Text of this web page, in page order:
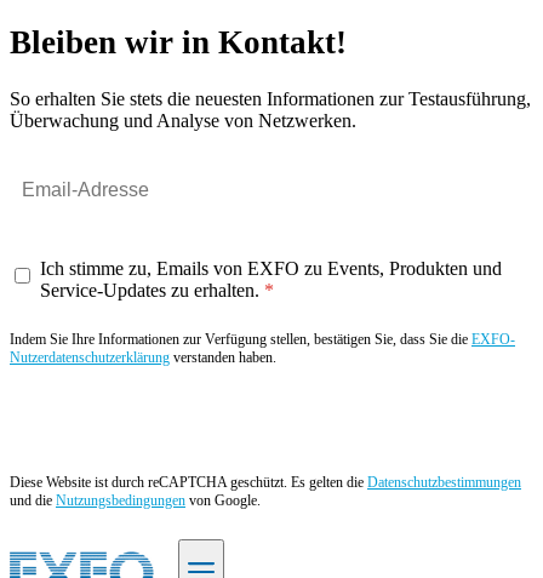
Bleiben wir in Kontakt!
So erhalten Sie stets die neuesten Informationen zur Testausführung,
Überwachung und Analyse von Netzwerken.
Ich stimme zu, Emails von EXFO zu Events, Produkten und
Service-Updates zu erhalten.
Indem Sie Ihre Informationen zur Verfügung stellen, bestätigen Sie, dass Sie die EXFO-
Nutzerdatenschutzerklärung verstanden haben.
Diese Website ist durch reCAPTCHA geschützt. Es gelten die Datenschutzbestimmungen
und die Nutzungsbedingungen von Google.